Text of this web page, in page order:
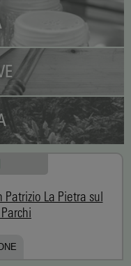
La Pietra sul